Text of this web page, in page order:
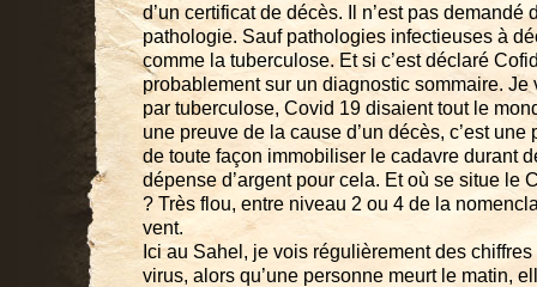
d’un certificat de décès. Il n’est pas demandé
pathologie. Sauf pathologies infectieuses à
comme la tuberculose. Et si c’est déclaré
probablement sur un diagnostic sommaire. Je
par tuberculose, Covid 19 disaient tout le
une preuve de la cause d’un décès, c’est une
de toute façon immobiliser le cadavre durant
dépense d’argent pour cela. Et où se situe le
? Très flou, entre niveau 2 ou 4 de la
vent.
Ici au Sahel, je vois régulièrement des
virus, alors qu’une personne meurt le matin,